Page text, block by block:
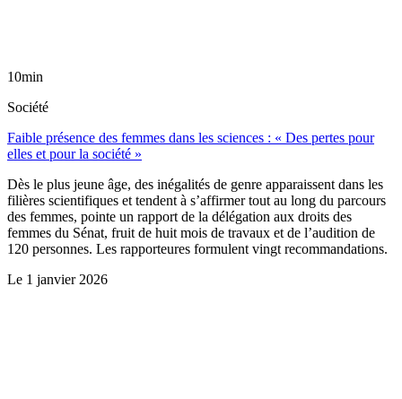
10min
Société
Faible présence des femmes dans les sciences : « Des pertes pour
elles et pour la société »
Dès le plus jeune âge, des inégalités de genre apparaissent dans les
filières scientifiques et tendent à s’affirmer tout au long du parcours
des femmes, pointe un rapport de la délégation aux droits des
femmes du Sénat, fruit de huit mois de travaux et de l’audition de
120 personnes. Les rapporteures formulent vingt recommandations.
Le 1 janvier 2026